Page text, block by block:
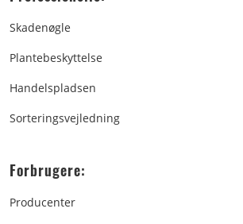
Skadenøgle
Plantebeskyttelse
Handelspladsen
Sorteringsvejledning
Forbrugere:
Producenter